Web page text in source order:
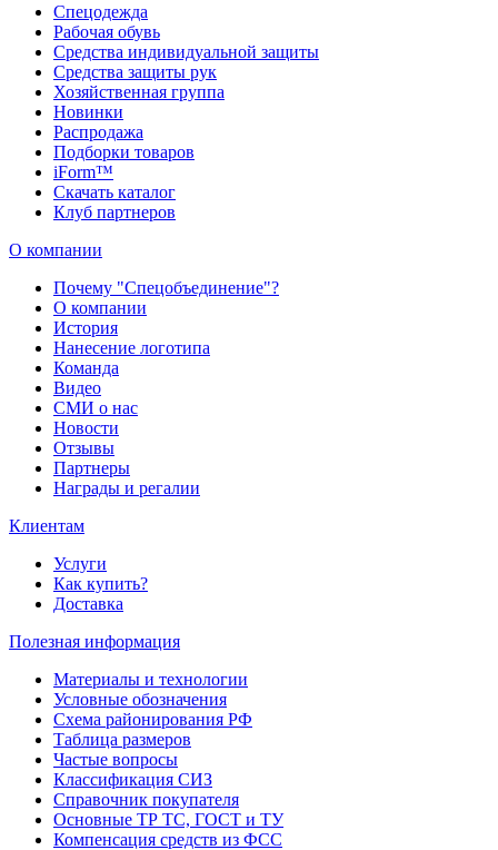
Спецодежда
Рабочая обувь
Средства индивидуальной защиты
Средства защиты рук
Хозяйственная группа
Новинки
Распродажа
Подборки товаров
iForm™
Скачать каталог
Клуб партнеров
О компании
Почему "Спецобъединение"?
О компании
История
Нанесение логотипа
Команда
Видео
СМИ о нас
Новости
Отзывы
Партнеры
Награды и регалии
Клиентам
Услуги
Как купить?
Доставка
Полезная информация
Материалы и технологии
Условные обозначения
Схема районирования РФ
Таблица размеров
Частые вопросы
Классификация СИЗ
Справочник покупателя
Основные ТР ТС, ГОСТ и ТУ
Компенсация средств из ФСС